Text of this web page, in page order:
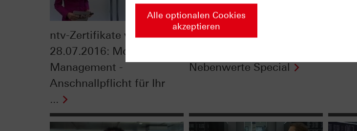
ntv-Zertifikate vom
28.07.2016: Money
Management -
Anschnallpflicht für Ihr
...
HSBC Daily Trading TV
Nebenwerte Special
ntv-
Alle optionalen Cookies
akzeptieren